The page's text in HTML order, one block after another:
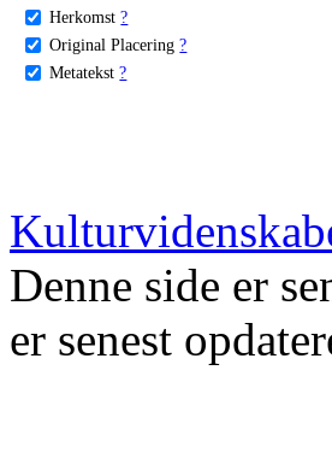
Herkomst ?
Original Placering ?
Metatekst ?
Denne side er
er senest